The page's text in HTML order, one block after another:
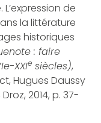
de
la littérature
historiques
: faire
XXIe siècles),
Hugues Daussy
2014, p. 37-